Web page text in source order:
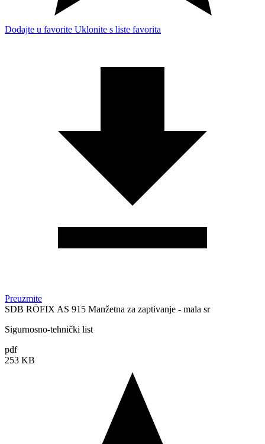
Dodajte u favorite Uklonite s liste favorita
Preuzmite
SDB RÖFIX AS 915 Manžetna za zaptivanje - mala sr
Sigurnosno-tehnički list
pdf
253 KB